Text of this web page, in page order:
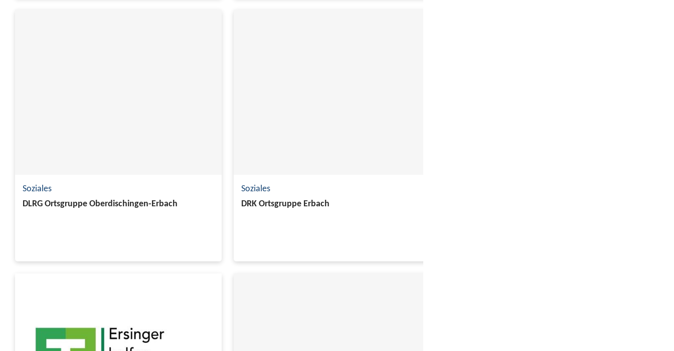
Soziales
DLRG Ortsgruppe Oberdischingen-Erbach
Soziales
DRK Ortsgruppe Erbach